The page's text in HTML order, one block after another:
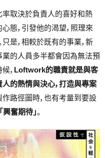
率取決於負責人的喜好和熱
態，引發他的渴望，照理來
是，相較於既有的事業，新
業的人員多半都會因為無法預
， Loftwork的職責就是與客
的熱情與決心，打造與專案
路徑圖時，也有考量到要設
興奮期待」。